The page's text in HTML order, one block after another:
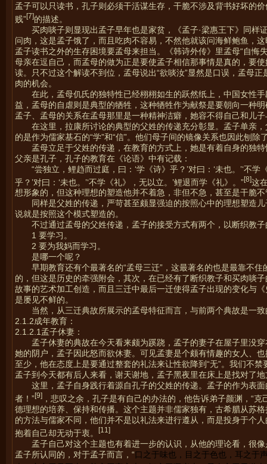
孟子可以只读书，孔子则必须干活谋生存，干脆不涉及背书好坏的
贱”[7]的描述。
买肉啖子则显现出孟子早年也是家贫，《孟子·梁惠王下》同样
问肉，这是孟子饿了，而且吃肉不容易，不然他就该问海鲜鲍鱼，
孟子读书之外的生存困境要孟母来担当。《韩诗外传》里孟母“自
母亲在逗自己，而孟母的做为正是要使孟子相信那事情是真的，要
读。只不过这个解读不到位，孟母说出“欲啖汝”显然是口误，孟母
肉的机会。
在此，孟母仉氏的独特性已经栩栩如生的跃然纸上，中国女性
益，孟母的自虐则是典型的牺牲，这种牺牲作为献祭是要朝向一种
孟子、孟母的关系在孟母那里是一种精神洁癖，她容不得自己和儿
在这里，拉康所讨论的典型的父姓的传递充分彰显。孟子单亲
的是作为儒家基石的“学”和“信”。他们母子间的镜像关系也因此刨
孟母立足于父姓的传递，在教育的方式上，她是有着自身的独
父亲是孔子，孔子的教育在《论语》中有记载：
“尝独立，鲤趋而过庭，曰：‘学《诗》乎？’对曰：‘未也。’‘不
乎？’对曰：‘未也。’‘不学《礼》，无以立。’鲤退而学《礼》。”[8]这
想形象的，但这种理想的塑造他并不着急，非但不急，甚至是干脆
同样是父姓的传递，严苛甚至颇显强迫的按照心中的理想塑造
说就是按照这个模式塑造的。
不过通过孟母的父姓传递，孟子的接受方式有两个，以断织教子
1 要学习。
2 要为我妈而学习。
是哪一个呢？
早期教育还有个最著名的“孟母三迁”，这最著名的也是最靠不
的，但这是历史的牵强附会，其次，在已经有了断织教子和买肉啖
故事的艺术加工创造，而且三迁中最后一迁使得孟子出现的变化与
是屡见不鲜的。
当然，从三迁典故所展示的孟母特征而言，与前两个典故是一致
2.1.2成年教育：
2.1.2.1孟子休妻：
孟子休妻的典故在今天看来颇为蹊跷，孟子的妻子在屋子里没
她的阴户，孟子因此怒而欲休妻。可见孟妻是个颇有情趣的女人、
至少，他在态度上是要通过整套的礼法来让性欲降到“无”。我们不
孟子到今天都有后人来看，谢天谢地，孟子黑夜里在床上是找对了
这里，孟子自身践行着源自孔子的父姓的传递。孟子的作为表
者！”[9] ，悲叹之余，孔子是有自己的办法的，他告诉弟子颜渊，“克
德理想的培养、保持和传播。这个主题并非儒家独有，古希腊从苏
的方法与儒家不同，他们并不是以礼法来进行遵从，而是投身于个
抱着自己却无动于衷。
[11]
孟子自己对这个主题也有着进一步的认识，从他的理论看，很
孟子所认同的，对于孟子而言，“口之于味也，目之于色也，耳之于